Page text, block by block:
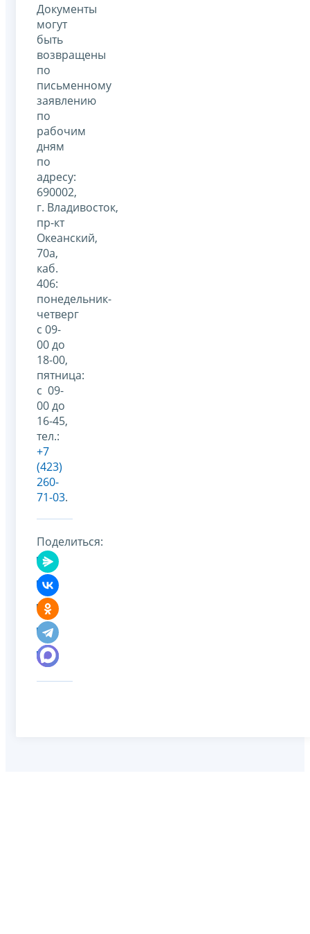
Документы
могут
быть
возвращены
по
письменному
заявлению
по
рабочим
дням
по
адресу:
690002,
г. Владивосток,
пр-кт
Океанский,
70а,
каб.
406:
понедельник-
четверг
с 09-
00 до
18-00,
пятница:
с 09-
00 до
16-45,
тел.:
+7
(423)
260-
71-03.
Поделиться: